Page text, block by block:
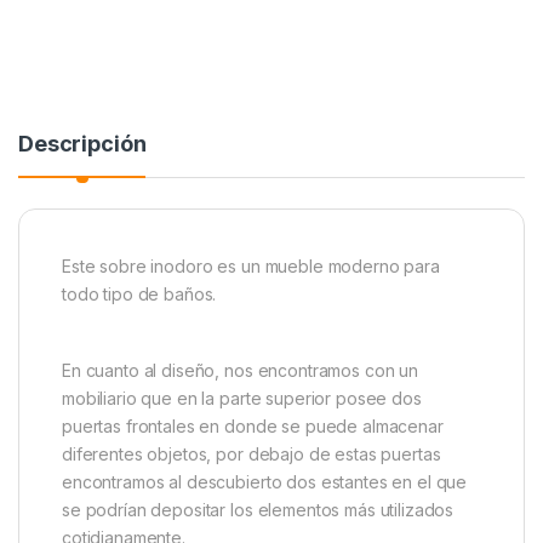
Descripción
Este sobre inodoro es un mueble moderno para
todo tipo de baños.
En cuanto al diseño, nos encontramos con un
mobiliario que en la parte superior posee dos
puertas frontales en donde se puede almacenar
diferentes objetos, por debajo de estas puertas
encontramos al descubierto dos estantes en el que
se podrían depositar los elementos más utilizados
cotidianamente.